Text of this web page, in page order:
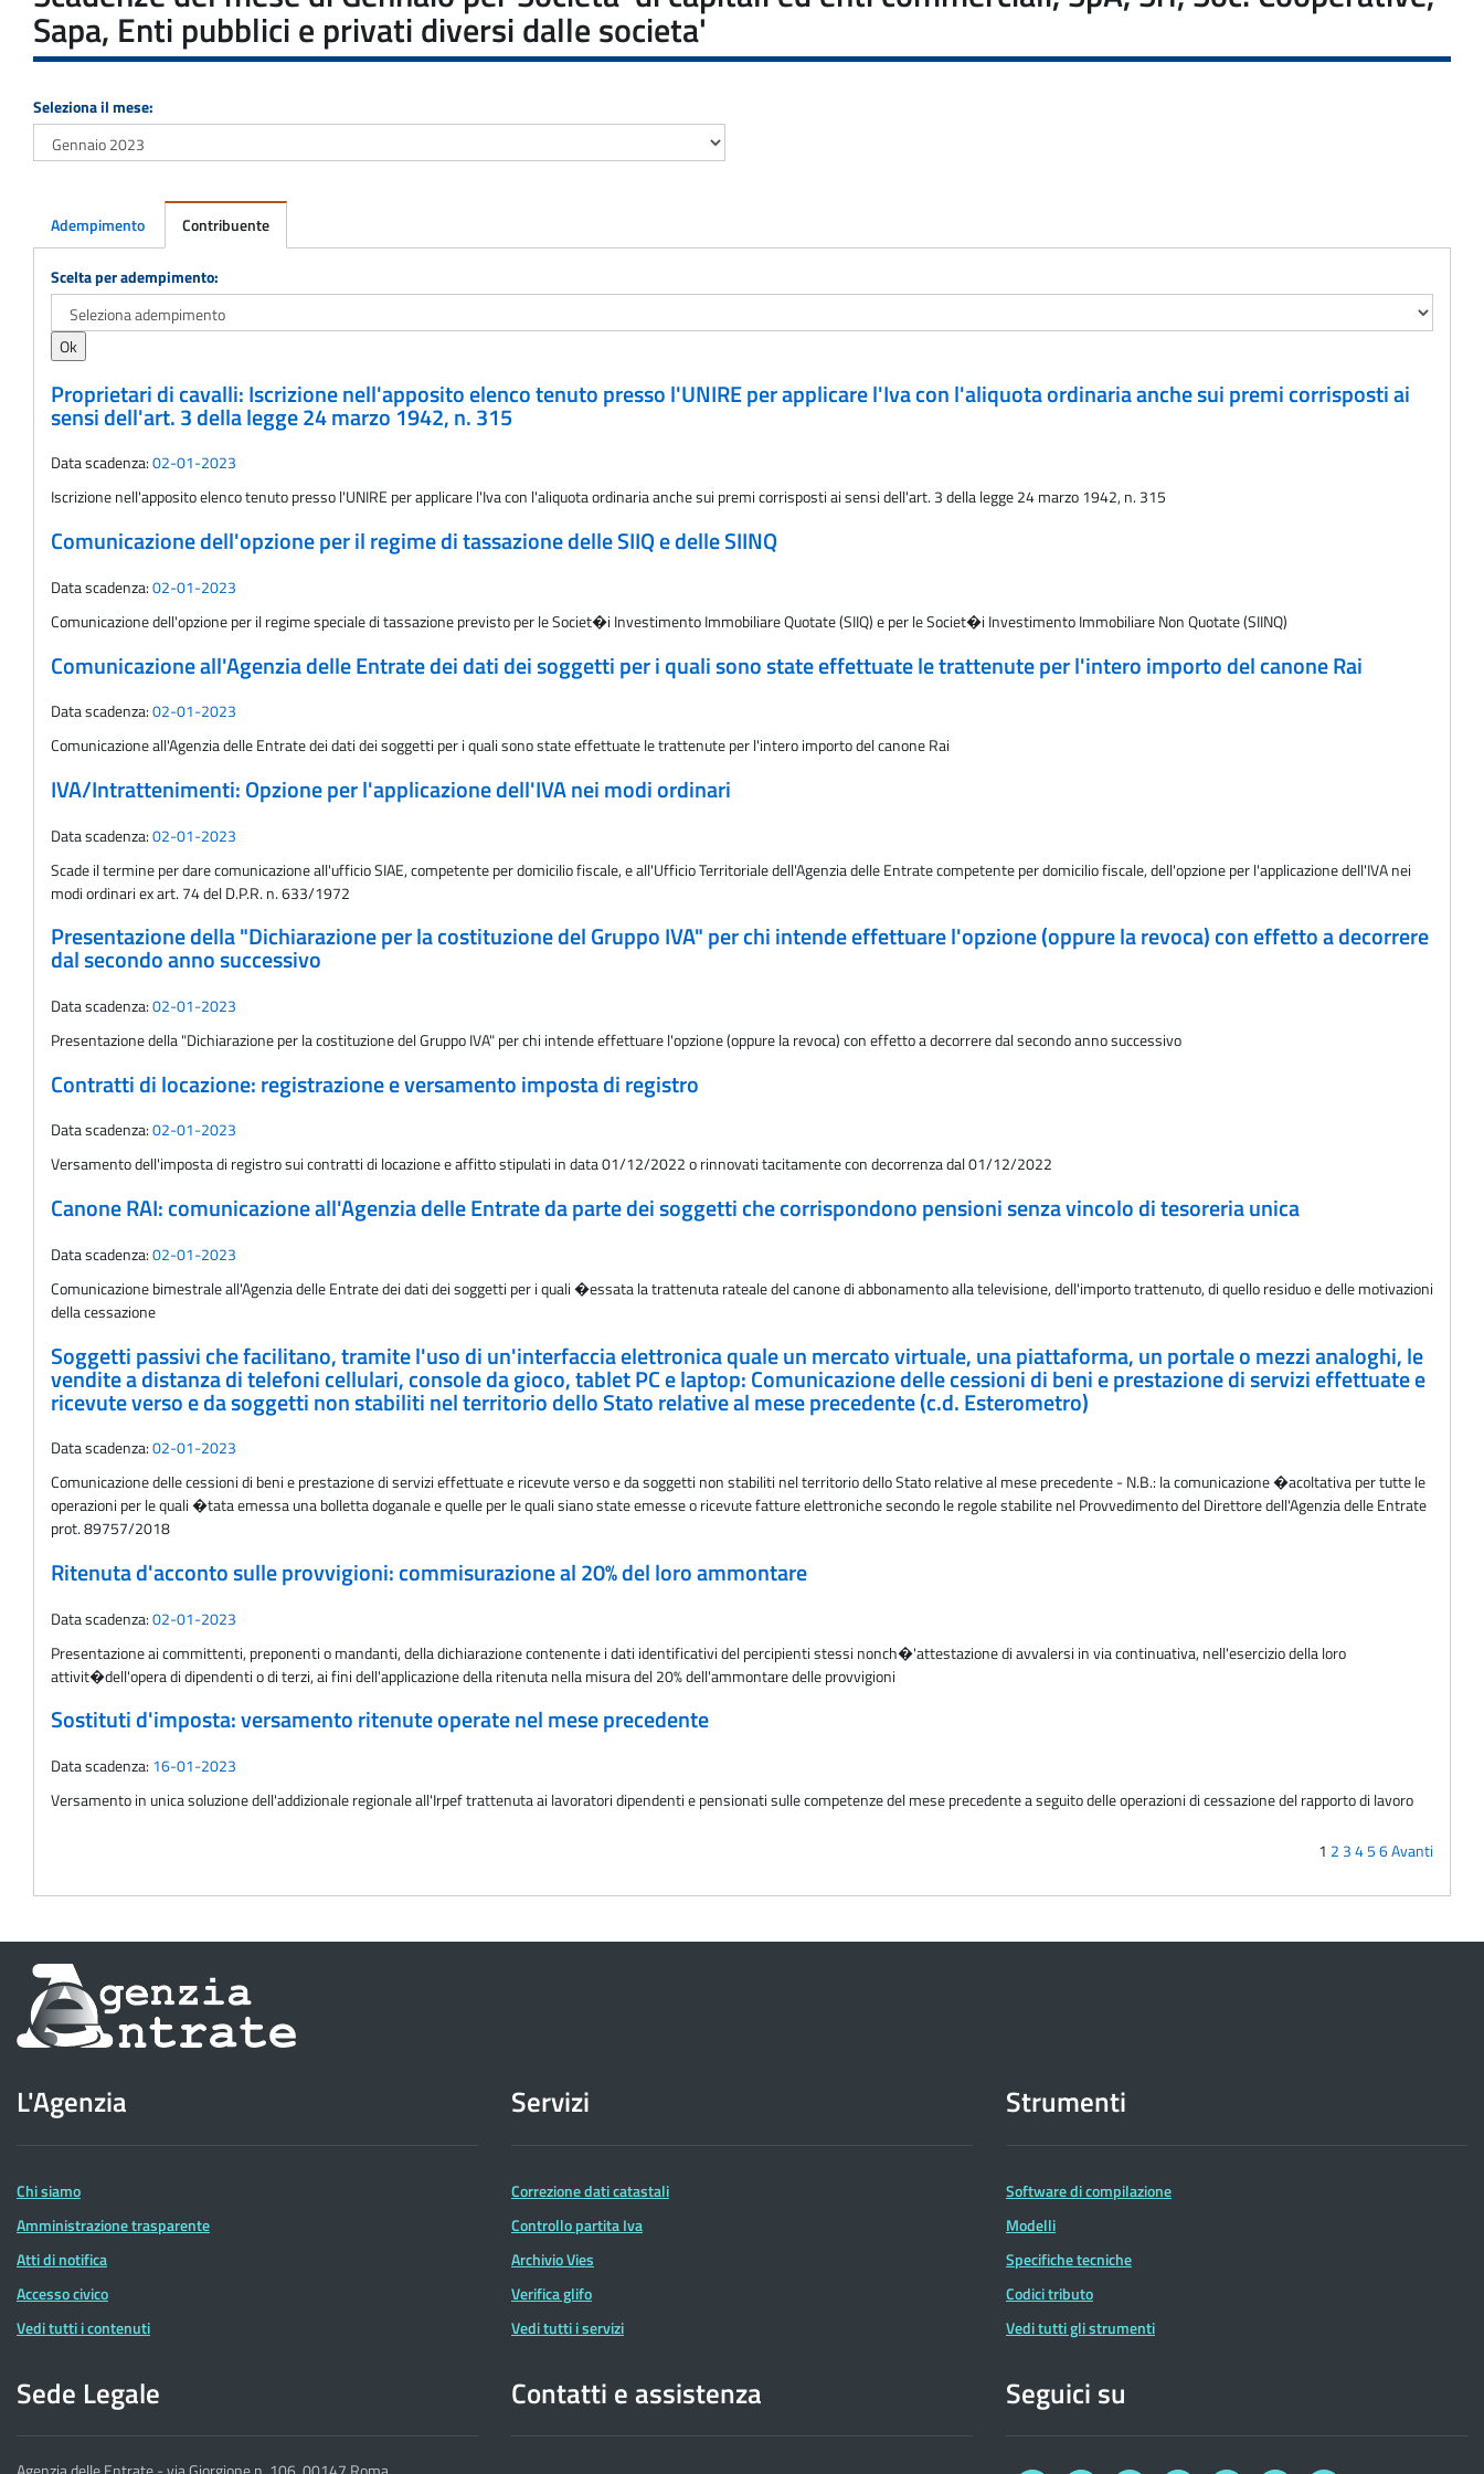
Sapa, Enti pubblici e privati diversi dalle societa'
Seleziona il mese:
Adempimento Contribuente
Adempimento
Scelta per adempimento:
Proprietari di cavalli: Iscrizione nell'apposito elenco tenuto presso l'UNIRE per applicare l'Iva con l'aliquota ordinaria anche sui premi corrisposti ai
sensi dell'art. 3 della legge 24 marzo 1942, n. 315
Data scadenza:02-01-2023
Iscrizione nell'apposito elenco tenuto presso l'UNIRE per applicare l'Iva con l'aliquota ordinaria anche sui premi corrisposti ai sensi dell'art. 3 della legge 24 marzo 1942, n. 315
Comunicazione dell'opzione per il regime di tassazione delle SIIQ e delle SIINQ
Data scadenza:02-01-2023
Comunicazione dell'opzione per il regime speciale di tassazione previsto per le Societ�i Investimento Immobiliare Quotate (SIIQ) e per le Societ�i Investimento Immobiliare Non Quotate (SIINQ)
Comunicazione all'Agenzia delle Entrate dei dati dei soggetti per i quali sono state effettuate le trattenute per l'intero importo del canone Rai
Data scadenza:02-01-2023
Comunicazione all'Agenzia delle Entrate dei dati dei soggetti per i quali sono state effettuate le trattenute per l'intero importo del canone Rai
IVA/Intrattenimenti: Opzione per l'applicazione dell'IVA nei modi ordinari
Data scadenza:02-01-2023
Scade il termine per dare comunicazione all'ufficio SIAE, competente per domicilio fiscale, e all'Ufficio Territoriale dell'Agenzia delle Entrate competente per domicilio fiscale, dell'opzione per l'applicazione dell'IVA nei
modi ordinari ex art. 74 del D.P.R. n. 633/1972
Presentazione della "Dichiarazione per la costituzione del Gruppo IVA" per chi intende effettuare l'opzione (oppure la revoca) con effetto a decorrere
dal secondo anno successivo
Data scadenza:02-01-2023
Presentazione della "Dichiarazione per la costituzione del Gruppo IVA" per chi intende effettuare l'opzione (oppure la revoca) con effetto a decorrere dal secondo anno successivo
Contratti di locazione: registrazione e versamento imposta di registro
Data scadenza:02-01-2023
Versamento dell'imposta di registro sui contratti di locazione e affitto stipulati in data 01/12/2022 o rinnovati tacitamente con decorrenza dal 01/12/2022
Canone RAI: comunicazione all'Agenzia delle Entrate da parte dei soggetti che corrispondono pensioni senza vincolo di tesoreria unica
Data scadenza:02-01-2023
Comunicazione bimestrale all'Agenzia delle Entrate dei dati dei soggetti per i quali �essata la trattenuta rateale del canone di abbonamento alla televisione, dell'importo trattenuto, di quello residuo e delle motivazioni
della cessazione
Soggetti passivi che facilitano, tramite l'uso di un'interfaccia elettronica quale un mercato virtuale, una piattaforma, un portale o mezzi analoghi, le
vendite a distanza di telefoni cellulari, console da gioco, tablet PC e laptop: Comunicazione delle cessioni di beni e prestazione di servizi effettuate e
ricevute verso e da soggetti non stabiliti nel territorio dello Stato relative al mese precedente (c.d. Esterometro)
Data scadenza:02-01-2023
Comunicazione delle cessioni di beni e prestazione di servizi effettuate e ricevute verso e da soggetti non stabiliti nel territorio dello Stato relative al mese precedente - N.B.: la comunicazione �acoltativa per tutte le
operazioni per le quali �tata emessa una bolletta doganale e quelle per le quali siano state emesse o ricevute fatture elettroniche secondo le regole stabilite nel Provvedimento del Direttore dell'Agenzia delle Entrate
prot. 89757/2018
Ritenuta d'acconto sulle provvigioni: commisurazione al 20% del loro ammontare
Data scadenza:02-01-2023
Presentazione ai committenti, preponenti o mandanti, della dichiarazione contenente i dati identificativi del percipienti stessi nonch�'attestazione di avvalersi in via continuativa, nell'esercizio della loro
attivit�dell'opera di dipendenti o di terzi, ai fini dell'applicazione della ritenuta nella misura del 20% dell'ammontare delle provvigioni
Sostituti d'imposta: versamento ritenute operate nel mese precedente
Data scadenza: 16-01-2023
Versamento in unica soluzione dell'addizionale regionale all'Irpef trattenuta ai lavoratori dipendenti e pensionati sulle competenze del mese precedente a seguito delle operazioni di cessazione del rapporto di lavoro
1 2 3456Avanti
Informazioni
sul
dell'Agenzia
delle
Entrate
L'Agenzia
Chi siamo
Amministrazione trasparente
Atti di notifica
Accesso civico
Vedi tutti i contenuti
Servizi
Correzione dati catastali
Controllo partita Iva
Archivio Vies
Verifica glifo
Vedi tutti i servizi
Strumenti
Software di compilazione
Modelli
Specifiche tecniche
Codici tributo
Vedi tutti gli strumenti
Sede Legale Contatti e assistenza Seguici su